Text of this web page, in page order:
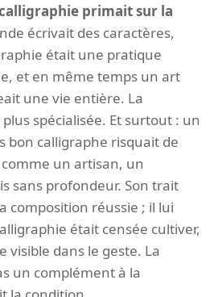
primait sur la
écrivait des caractères,
était une pratique
et en même temps un art
une vie entière. La
spécialisée. Et surtout : un
bon calligraphe risquait de
un artisan, un
sans profondeur. Son trait
composition réussie ; il lui
était censée cultiver,
dans le geste. La
un complément à la